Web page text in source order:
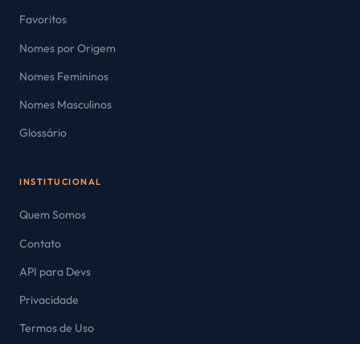
Favoritos
Nomes por Origem
Nomes Femininos
Nomes Masculinos
Glossário
INSTITUCIONAL
Quem Somos
Contato
API para Devs
Privacidade
Termos de Uso